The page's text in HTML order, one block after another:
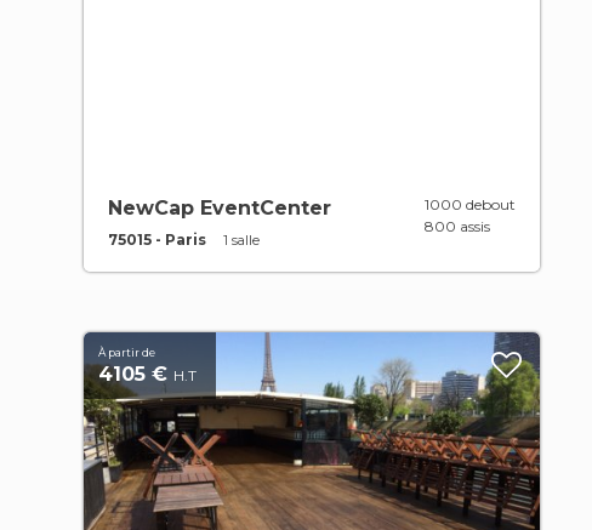
NewCap EventCenter
75015 - Paris 1 salle
1000 debout
800 assis
À partir de
4105 € H.T